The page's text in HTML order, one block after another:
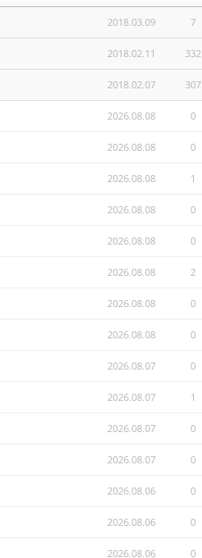
2018.03.09 7
2018.02.11 332
2018.02.07 307
2026.08.08 0
2026.08.08 0
2026.08.08 1
2026.08.08 0
2026.08.08 0
2026.08.08 2
2026.08.08 0
2026.08.08 0
2026.08.07 0
2026.08.07 1
2026.08.07 0
2026.08.07 0
2026.08.06 0
2026.08.06 0
2026.08.06 0